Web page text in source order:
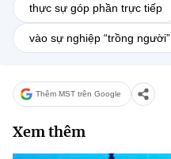
thực sự góp phần trực tiếp
vào sự nghiệp “trồng người”
Thêm MST trên Google
Xem thêm